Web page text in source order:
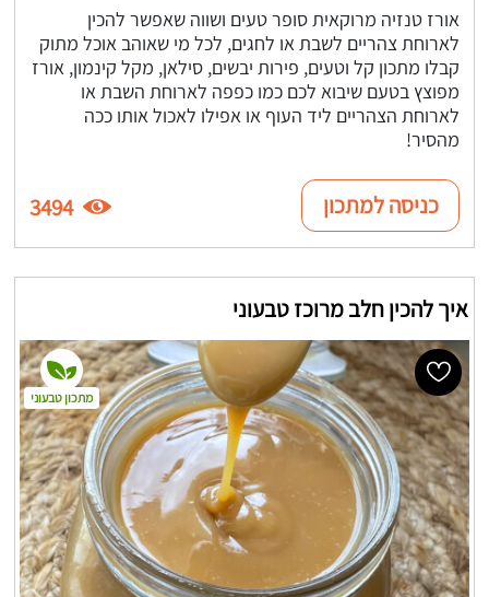
אורז טנזיה מרוקאית סופר טעים ושווה שאפשר להכין
לארוחת צהריים לשבת או לחגים, לכל מי שאוהב אוכל מתוק
קבלו מתכון קל וטעים, פירות יבשים, סילאן, מקל קינמון, אורז
מפוצץ בטעם שיבוא לכם כמו כפפה לארוחת השבת או
לארוחת הצהריים ליד העוף או אפילו לאכול אותו ככה
מהסיר!
כניסה למתכון 3494
איך להכין חלב מרוכז טבעוני
מתכון טבעוני